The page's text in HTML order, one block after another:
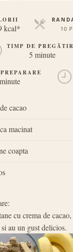
kcal*
10
TIMP DE
5 minute
cacao
macinat
coapta
cu crema de
au un gust delicios.